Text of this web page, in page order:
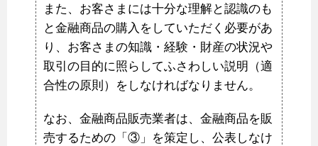
また、お客さまには十分な理解と認識のも
と金融商品の購入をしていただく必要があ
り、お客さまの知識・経験・財産の状況や
取引の目的に照らしてふさわしい説明（適
合性の原則）をしなければなりません。
なお、金融商品販売業者は、金融商品を販
売するための「③」を策定し、公表しなけ